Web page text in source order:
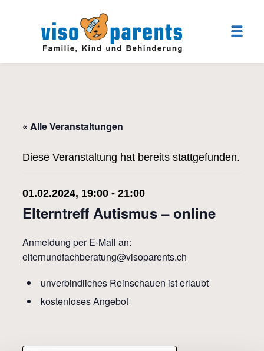
« Alle Veranstaltungen
Diese Veranstaltung hat bereits stattgefunden.
01.02.2024, 19:00 - 21:00
Elterntreff Autismus – online
Anmeldung per E-Mail an:
elternundfachberatung@visoparents.ch
unverbindliches Reinschauen ist erlaubt
kostenloses Angebot